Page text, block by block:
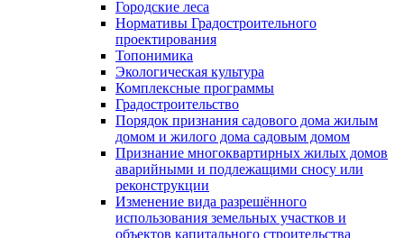
Городские леса
Нормативы Градостроительного
проектирования
Топонимика
Экологическая культура
Комплексные программы
Градостроительство
Порядок признания садового дома жилым
домом и жилого дома садовым домом
Признание многоквартирных жилых домов
аварийными и подлежащими сносу или
реконструкции
Изменение вида разрешённого
использования земельных участков и
объектов капитального строительства